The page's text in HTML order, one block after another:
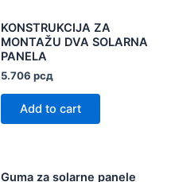
KONSTRUKCIJA ZA
MONTAŽU DVA SOLARNA
PANELA
5.706 рсд
Add to cart
Guma za solarne panele